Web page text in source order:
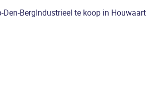
BergIndustrieel te koop in Houwaart